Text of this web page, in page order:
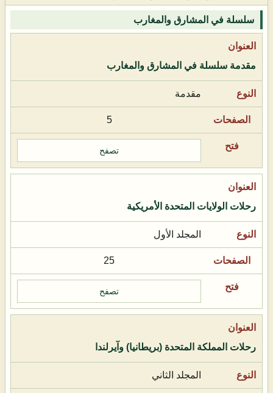
سلسلة في المشارق والمغارب
مقدمة سلسلة في المشارق والمغارب
مقدمة
5
تصفح
رحلات الولايات المتحدة الأمريكية
المجلد الأول
25
تصفح
رحلات المملكة المتحدة (بريطانيا) وآيرلندا
المجلد الثاني